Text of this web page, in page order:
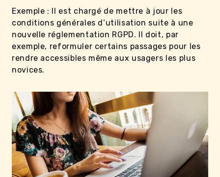
Exemple : Il est chargé de mettre à jour les
conditions générales d’utilisation suite à une
nouvelle réglementation RGPD. Il doit, par
exemple, reformuler certains passages pour les
rendre accessibles même aux usagers les plus
novices.